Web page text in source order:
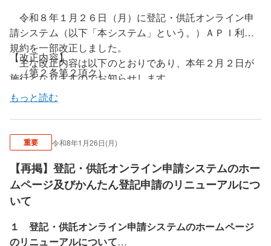
令和８年１月２６日（月）に登記・供託オンライン申
請システム（以下「本システム」という。）ＡＰＩ利用
規約を一部改正しました。
主な改正内容は以下のとおりであり、本年２月２日が
施行となりますのでお知らせします。
なお、改正後のＡＰＩ利用規約については、本システ
【改正内容】
（第２条第２項ク）
有不動産記録証明書交付請求書の交付の請求（不動産登
記規則（平成１７年法務省令第１８号）第１９５条）を
追記
もっと読む
重要 令和8年1月26日(月)
【再掲】登記・供託オンライン申請システムのホー
ムページ及びかんたん登記申請のリニューアルにつ
いて
１ 登記・供託オンライン申請システムのホームページ
のリニューアルについて